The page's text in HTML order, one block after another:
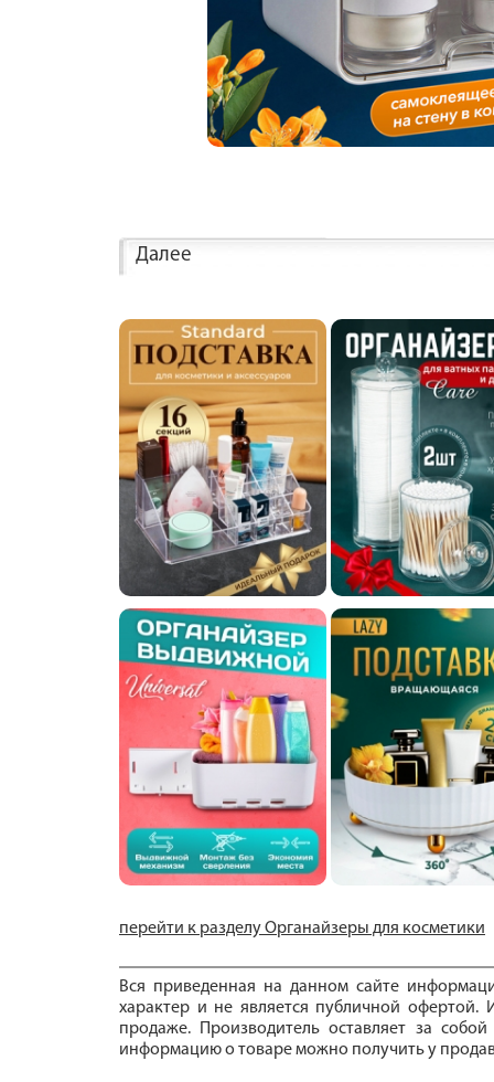
Далее
перейти к разделу Органайзеры для косметики
Вся приведенная на данном сайте
характер и не является публичной офертой.
продаже. Производитель оставляет за
информацию о товаре можно получить у